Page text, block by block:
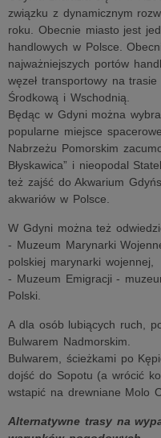
związku z dynamicznym
roku. Obecnie miasto jest
handlowych w Polsce.
najważniejszych portów
węzeł transportowy na
Środkową i Wschodnią.
Będąc w Gdyni można
popularne miejsce
Nabrzeżu Pomorskim
Błyskawica” i nieopodal
też zajść do Akwarium
akwariów w Polsce.
W Gdyni można też
- Muzeum Marynarki
polskiej marynarki wojennej,
- Muzeum Emigracji -
Polski.
A dla osób lubiących ruch,
Bulwarem Nadmorskim.
Bulwarem, ścieżkami po
dojść do Sopotu (a wrócić
wstapić na drewniane Molo
Alternatywne trasy na